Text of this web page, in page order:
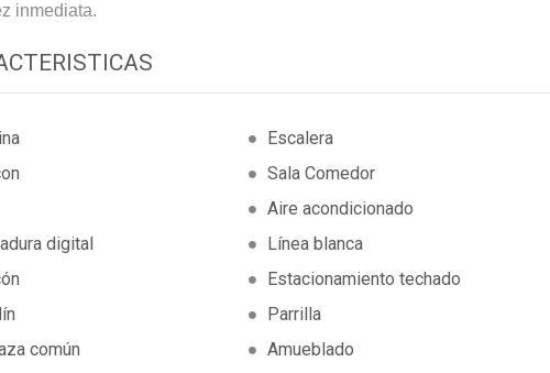
inmediata.
Escalera
Sala Comedor
Aire acondicionado
digital
Línea blanca
Estacionamiento techado
Parrilla
común
Amueblado